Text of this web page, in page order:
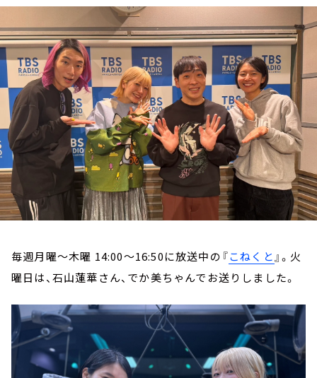
イベント・グッズ
YouTube
会社情報
毎週月曜～木曜 14:00～16:50に放送中の『こねくと』。火
曜日は、石山蓮華さん、でか美ちゃんでお送りしました。